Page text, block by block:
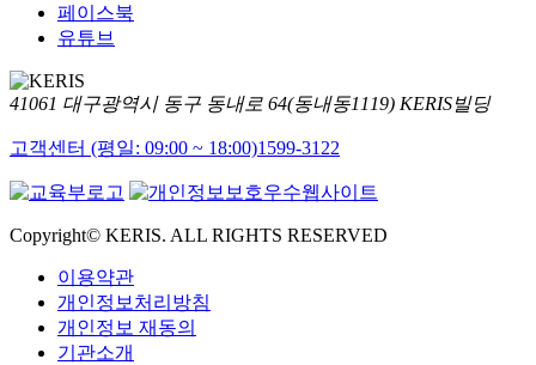
페이스북
유튜브
41061 대구광역시 동구 동내로 64(동내동1119) KERIS빌딩
고객센터 (평일: 09:00 ~ 18:00)1599-3122
Copyright© KERIS. ALL RIGHTS RESERVED
이용약관
개인정보처리방침
개인정보 재동의
기관소개